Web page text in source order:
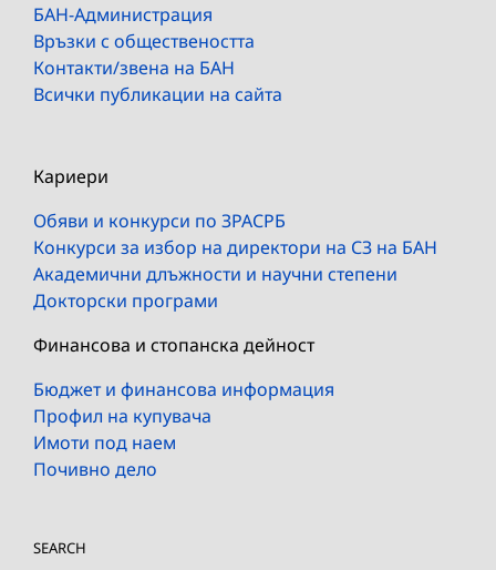
БАН-Администрация
Връзки с обществеността
Контакти/звена на БАН
Всички публикации на сайта
Кариери
Обяви и конкурси по ЗРАСРБ
Конкурси за избор на директори на СЗ на БАН
Академични длъжности и научни степени
Докторски програми
Финансова и стопанска дейност
Бюджет и финансова информация
Профил на купувача
Имоти под наем
Почивно дело
SEARCH